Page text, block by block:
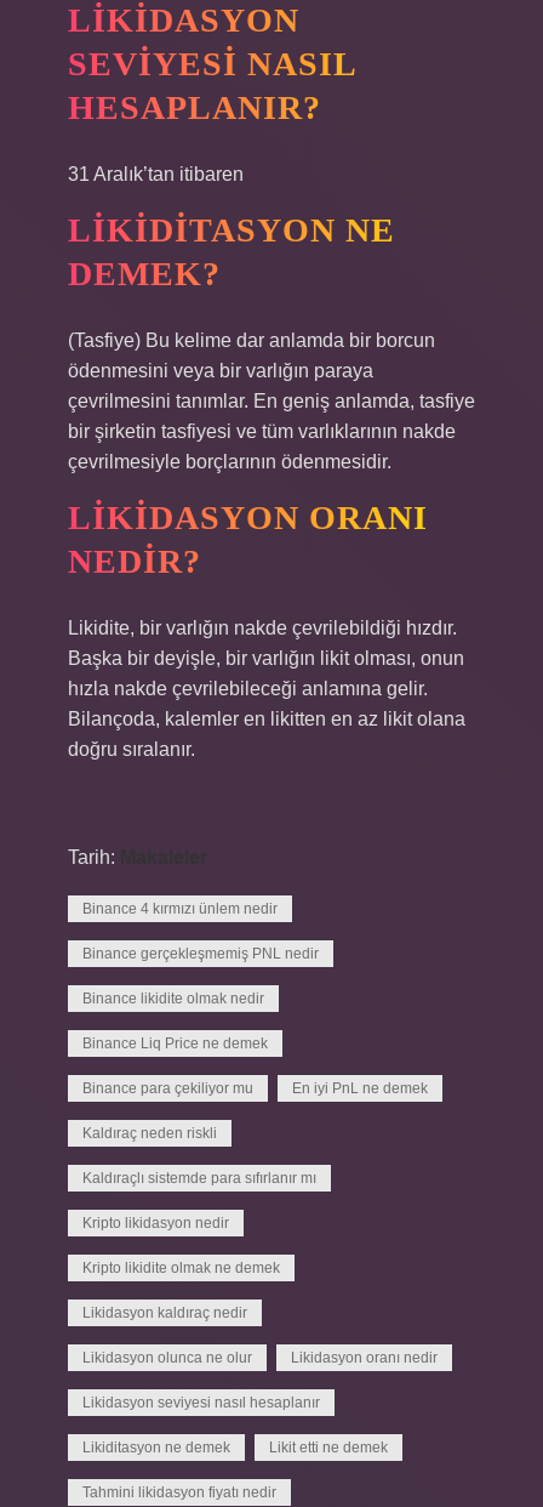
LIKIDASYON
SEVIYESI NASIL
HESAPLANIR?
31 Aralık’tan itibaren
LIKIDITASYON NE
DEMEK?
(Tasfiye) Bu kelime dar anlamda bir borcun
ödenmesini veya bir varlığın paraya
çevrilmesini tanımlar. En geniş anlamda, tasfiye
bir şirketin tasfiyesi ve tüm varlıklarının nakde
çevrilmesiyle borçlarının ödenmesidir.
LIKIDASYON ORANI
NEDIR?
Likidite, bir varlığın nakde çevrilebildiği hızdır.
Başka bir deyişle, bir varlığın likit olması, onun
hızla nakde çevrilebileceği anlamına gelir.
Bilançoda, kalemler en likitten en az likit olana
doğru sıralanır.
Tarih:
Binance 4 kırmızı ünlem nedir
Binance gerçekleşmemiş PNL nedir
Binance likidite olmak nedir
Binance Liq Price ne demek
Binance para çekiliyor mu En iyi PnL ne demek
Kaldıraç neden riskli
Kaldıraçlı sistemde para sıfırlanır mı
Kripto likidasyon nedir
Kripto likidite olmak ne demek
Likidasyon kaldıraç nedir
Likidasyon olunca ne olur Likidasyon oranı nedir
Likidasyon seviyesi nasıl hesaplanır
Likiditasyon ne demek Likit etti ne demek
Tahmini likidasyon fiyatı nedir